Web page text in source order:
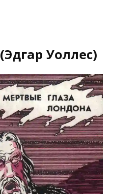
Уоллес)